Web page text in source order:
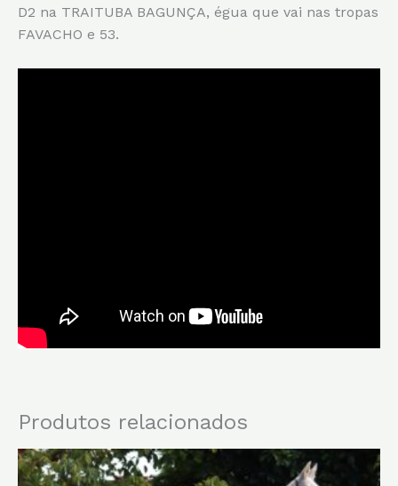
D2 na TRAITUBA BAGUNÇA, égua que vai nas tropas
FAVACHO e 53.
Produtos relacionados